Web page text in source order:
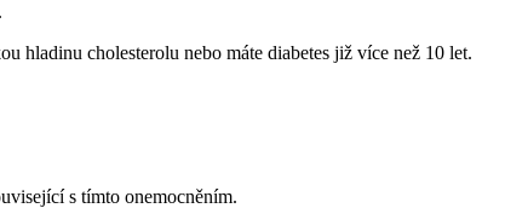
hladinu cholesterolu nebo máte diabetes již více než 10 let.
s tímto onemocněním.